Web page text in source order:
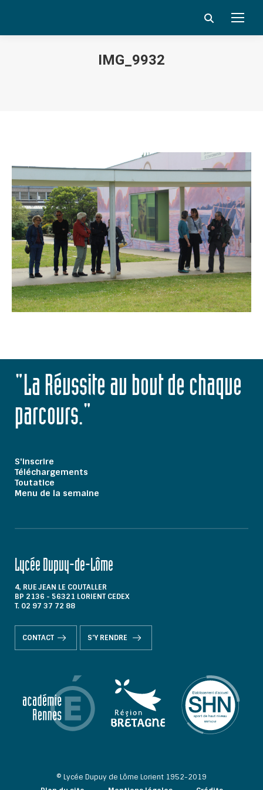
Search:
IMG_9932
"La Réussite au bout de chaque
parcours."
S'inscrire
Téléchargements
Toutatice
Menu de la semaine
Lycée Dupuy-de-Lôme
4, RUE JEAN LE COUTALLER
BP 2136 - 56321 LORIENT CEDEX
T. 02 97 37 72 88
CONTACT S'Y RENDRE
© Lycée Dupuy de Lôme Lorient 1952-2019